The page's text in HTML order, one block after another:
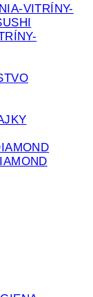
VITRÍNY-